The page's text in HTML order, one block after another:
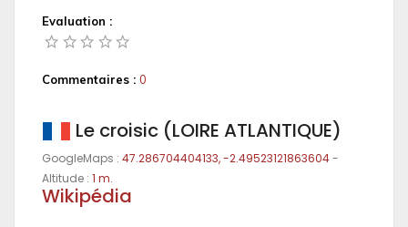
Evaluation :
Commentaires : 0
Le croisic (LOIRE ATLANTIQUE)
GoogleMaps : 47.286704404133, -2.49523121863604-
Altitude : 1 m.
Wikipédia